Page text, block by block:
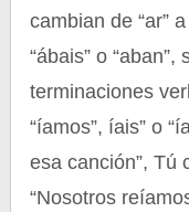
cambian de “ar” a
“ábais” o
terminaciones
“íamos”, íais” o
esa canción”, Tú
“Nosotros